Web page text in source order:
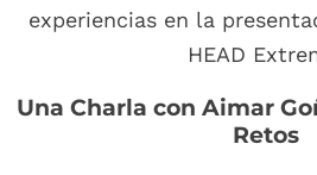
experiencias en la
HEAD
Una Charla con Aimar
Retos